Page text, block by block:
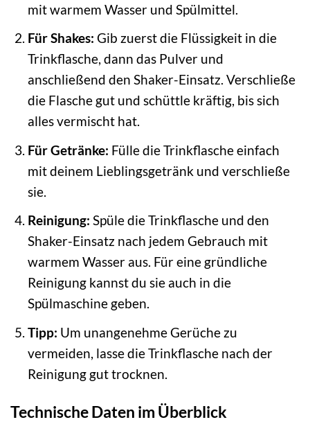
mit warmem Wasser und Spülmittel.
Für Shakes: Gib zuerst die Flüssigkeit in die
Trinkflasche, dann das Pulver und
anschließend den Shaker-Einsatz. Verschließe
die Flasche gut und schüttle kräftig, bis sich
alles vermischt hat.
Für Getränke: Fülle die Trinkflasche einfach
mit deinem Lieblingsgetränk und verschließe
sie.
Reinigung: Spüle die Trinkflasche und den
Shaker-Einsatz nach jedem Gebrauch mit
warmem Wasser aus. Für eine gründliche
Reinigung kannst du sie auch in die
Spülmaschine geben.
Tipp: Um unangenehme Gerüche zu
vermeiden, lasse die Trinkflasche nach der
Reinigung gut trocknen.
Technische Daten im Überblick